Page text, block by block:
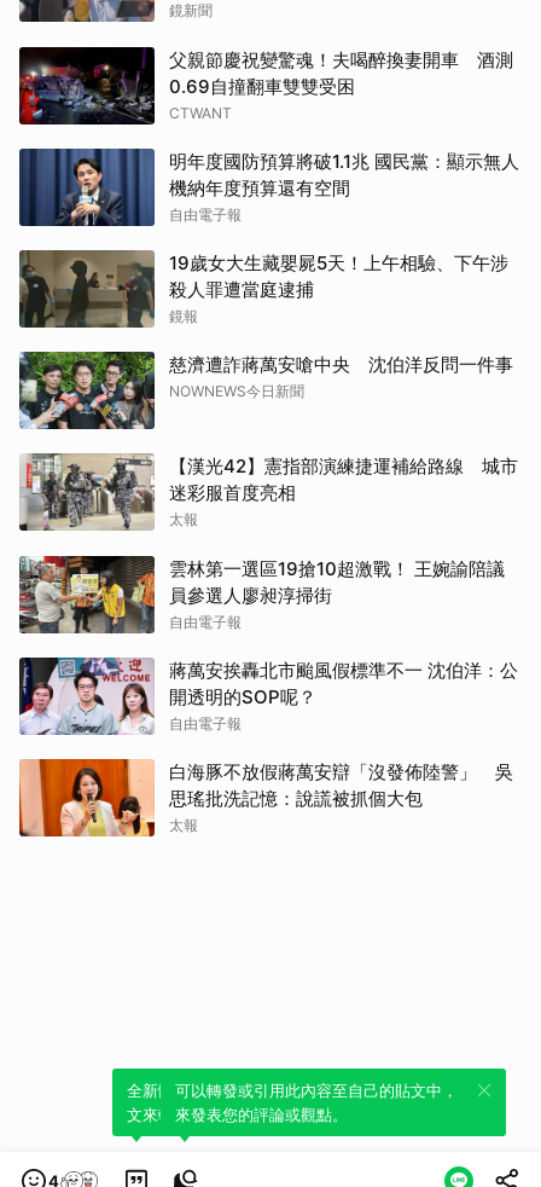
鏡新聞
父親節慶祝變驚魂！夫喝醉換妻開車 酒測
0.69自撞翻車雙雙受困
CTWANT
明年度國防預算將破1.1兆 國民黨：顯示無人
機納年度預算還有空間
自由電子報
19歲女大生藏嬰屍5天！上午相驗、下午涉
殺人罪遭當庭逮捕
鏡報
慈濟遭詐蔣萬安嗆中央 沈伯洋反問一件事
NOWNEWS今日新聞
【漢光42】憲指部演練捷運補給路線 城市
迷彩服首度亮相
太報
雲林第一選區19搶10超激戰！ 王婉諭陪議
員參選人廖昶淳掃街
自由電子報
蔣萬安挨轟北市颱風假標準不一 沈伯洋：公
開透明的SOP呢？
自由電子報
白海豚不放假蔣萬安辯「沒發佈陸警」 吳
思瑤批洗記憶：說謊被抓個大包
太報
4
全新體驗！一鍵引用此內容，透過發布貼
文來輕鬆表達個人立場。
可以轉發或引用此內容至自己的貼文中，
來發表您的評論或觀點。